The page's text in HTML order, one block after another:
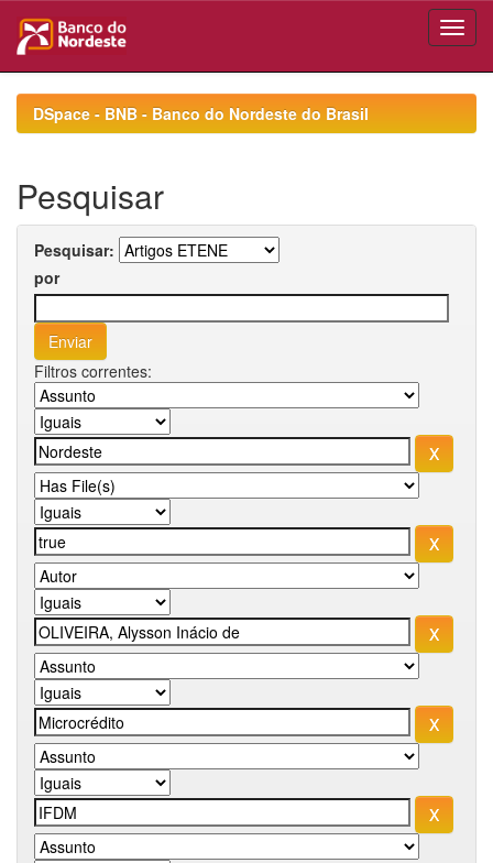
navigationDSpace - BNB - Banco do Nordeste do Brasil
Pesquisar
Pesquisar:
por
Filtros correntes: